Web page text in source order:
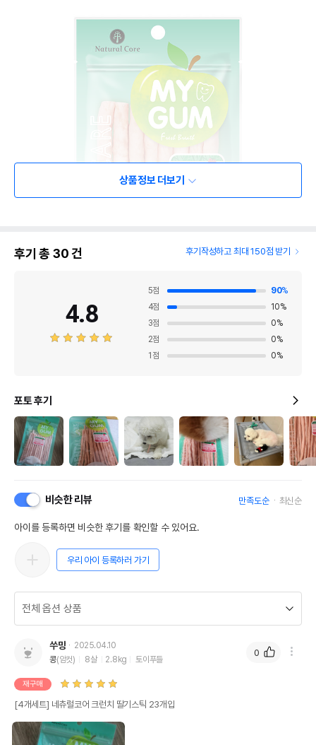
상품정보 더보기
후기 총 30건 후기작성하고 최대 150점 받기
4.8
5점 90%
4점 10%
3점 0%
2점 0%
1 점 0%
포토 후기
비슷한 리뷰 만족도순 최신순
아이를 등록하면 비슷한 후기를 확인할 수 있어요.
우리 아이 등록하러 가기
쑤망
2025.04.10
콩(암컷) 8살 2.8kg 토이푸들
재구매
[4개세트] 네츄럴코어 크런치 딸기스틱 23개입
0